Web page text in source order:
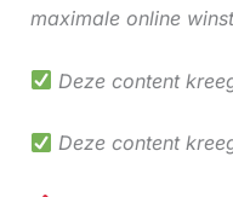
maximale online
Deze content
Deze content